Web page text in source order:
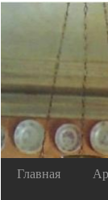
Главная